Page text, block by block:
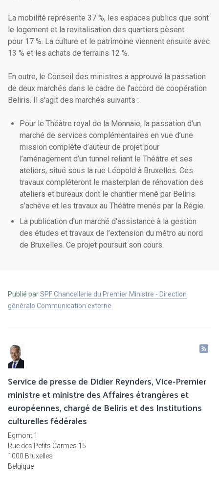
La mobilité représente 37 %, les espaces publics que sont
le logement et la revitalisation des quartiers pèsent
pour 17 %. La culture et le patrimoine viennent ensuite avec
13 % et les achats de terrains 12 %.
En outre, le Conseil des ministres a approuvé la passation
de deux marchés dans le cadre de l'accord de coopération
Beliris. Il s'agit des marchés suivants :
Pour le Théâtre royal de la Monnaie, la passation d'un
marché de services complémentaires en vue d’une
mission complète d’auteur de projet pour
l’aménagement d’un tunnel reliant le Théâtre et ses
ateliers, situé sous la rue Léopold à Bruxelles. Ces
travaux compléteront le masterplan de rénovation des
ateliers et bureaux dont le chantier mené par Beliris
s’achève et les travaux au Théâtre menés par la Régie.
La publication d'un marché d'assistance à la gestion
des études et travaux de l’extension du métro au nord
de Bruxelles. Ce projet poursuit son cours.
Publié parSPF Chancellerie du Premier Ministre - Direction
générale Communication externe
Service de presse de Didier Reynders, Vice-Premier
ministre et ministre des Affaires étrangères et
européennes, chargé de Beliris et des Institutions
culturelles fédérales
Egmont 1
Rue des Petits Carmes 15
1000 Bruxelles
Belgique